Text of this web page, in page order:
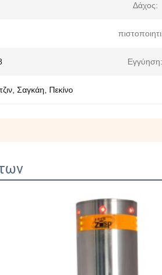
Δάχος:
Εγγύηση:
Σαγκάη, Πεκίνο